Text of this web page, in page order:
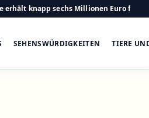
erhält knapp sechs Millionen Euro für
SEHENSWÜRDIGKEITEN TIERE